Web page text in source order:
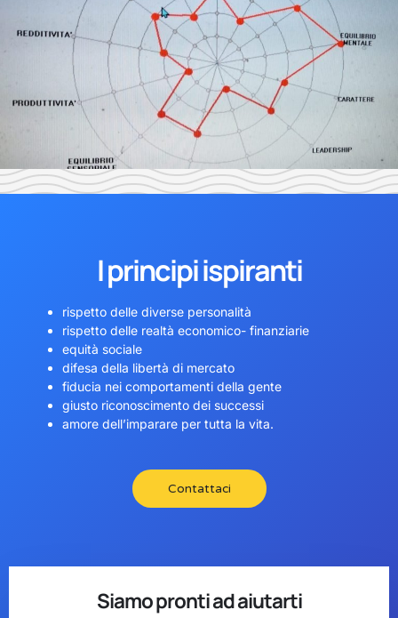
I principi ispiranti
rispetto delle diverse personalità
rispetto delle realtà economico- finanziarie
equità sociale
difesa della libertà di mercato
fiducia nei comportamenti della gente
giusto riconoscimento dei successi
amore dell’imparare per tutta la vita.
Contattaci
Siamo pronti ad aiutarti